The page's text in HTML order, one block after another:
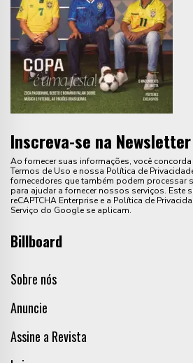
Inscreva-se na Newsletter
Ao fornecer suas informações, você
Termos de Uso e nossa Política de
fornecedores que também podem processar
para ajudar a fornecer nossos serviços. Este
reCAPTCHA Enterprise e a Política de
Serviço do Google se aplicam.
Billboard
Sobre nós
Anuncie
Assine a Revista